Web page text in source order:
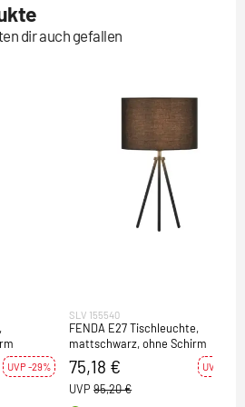
dir auch gefallen
UVP -29%
SLV 155540
FENDA E27 Tischleuchte,
mattschwarz, ohne Schirm
75,18 € UVP -21%
UVP 95,20 €